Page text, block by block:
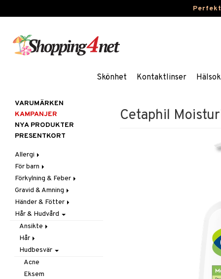
Skönhet Kontaktlinser
Cetaphil
VARUMÄRKEN
KAMPANJER
NYA PRODUKTER
PRESENTKORT
Allergi
Nässpray
Ögondroppar
Tabletter
För barn
Blodstoppare
Blöjor
Feber, Förkylning & Värk
Hår
Hud
Mage & Tarm
Mun & Tänder
Nappar & Flaskor
Ögon & Öron
Förkylning & Feber
Feber
Febernedsättande
Barn
Vuxna
Febertermometrar
Halsont & Heshet
Hosta
Munsår
Näsa
Rinnsnuva & Nästäppa
Torr Näsa
Gravid & Amning
Bröstpump
Bröstskydd & Inlägg
Hudvård
Tester
Händer & Fötter
Fotvård
Förhårdnader
Fotcreme
Fotsvamp
Naglar
Skavsårsplåster
Handvård
Handcreme
Handsprit
Naglar
Vårtor
Hår & Hudvård
Ansikte
Acne
Ansiktscremer
Fet hy
Känslig hy
Problemhud
Hår
Håravfall
Hårborttagning
Huvudlöss
Hudbesvär
Acne
Eksem